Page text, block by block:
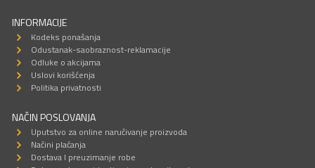
INFORMACIJE
Kodeks ponašanja
Odustanak-saobraznost-reklamacije
Odluke o akcijama
Uslovi korišćenja
Politika privatnosti
NAČIN POSLOVANJA
Uputstvo za online naručivanje proizvoda
Načini plaćanja
Dostava I preuzimanje robe